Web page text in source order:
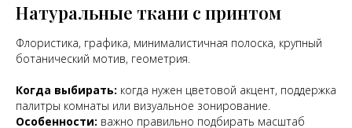
Натуральные ткани с принтом
Флористика, графика, минималистичная полоска, крупный
ботанический мотив, геометрия.
Когда выбирать: когда нужен цветовой акцент, поддержка
палитры комнаты или визуальное зонирование.
Особенности: важно правильно подбирать масштаб